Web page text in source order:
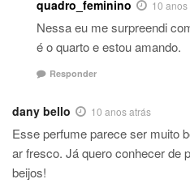
quadro_feminino 10
Nessa eu me surpreendi
é o quarto e estou amando.
Responder
dany bello 10 anos atrás
Esse perfume parece ser muito
ar fresco. Já quero conhecer de
beijos!